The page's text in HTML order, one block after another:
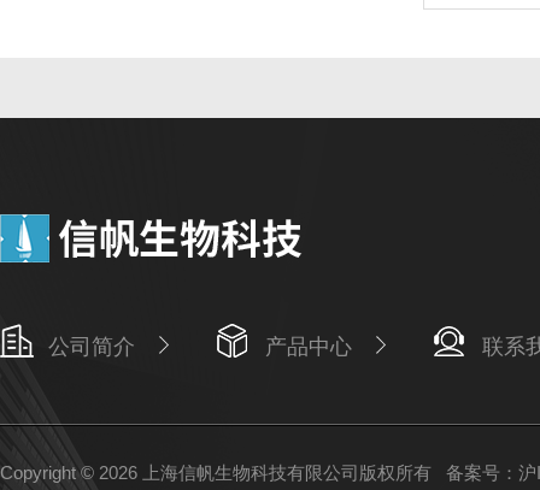
公司简介 产品中心 联系
Copyright © 2026 上海信帆生物科技有限公司版权所有 备案号：